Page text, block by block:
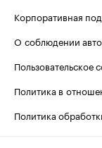
Корпоративная
О соблюдении
Пользовательское
Политика в
Политика